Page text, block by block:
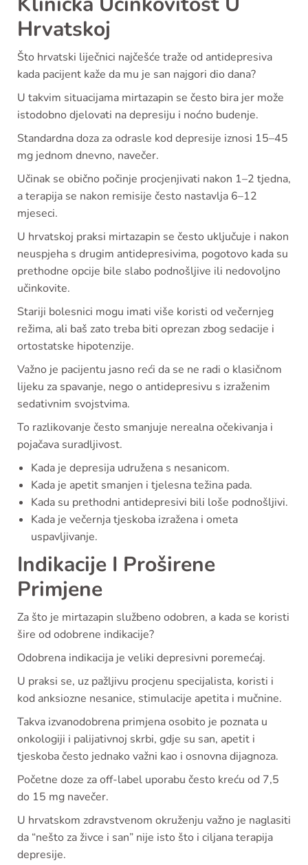
Hrvatskoj
Što hrvatski liječnici najčešće traže od antidepresiva
kada pacijent kaže da mu je san najgori dio dana?
U takvim situacijama mirtazapin se često bira jer može
istodobno djelovati na depresiju i noćno budenje.
Standardna doza za odrasle kod depresije iznosi 15–45
mg jednom dnevno, navečer.
Učinak se obično počinje procjenjivati nakon 1–2 tjedna,
a terapija se nakon remisije često nastavlja 6–12
mjeseci.
U hrvatskoj praksi mirtazapin se često uključuje i nakon
neuspjeha s drugim antidepresivima, pogotovo kada su
prethodne opcije bile slabo podnošljive ili nedovoljno
učinkovite.
Stariji bolesnici mogu imati više koristi od večernjeg
režima, ali baš zato treba biti oprezan zbog sedacije i
ortostatske hipotenzije.
Važno je pacijentu jasno reći da se ne radi o klasičnom
lijeku za spavanje, nego o antidepresivu s izraženim
sedativnim svojstvima.
To razlikovanje često smanjuje nerealna očekivanja i
pojačava suradljivost.
Kada je depresija udružena s nesanicom.
Kada je apetit smanjen i tjelesna težina pada.
Kada su prethodni antidepresivi bili loše podnošljivi.
Kada je večernja tjeskoba izražena i ometa
uspavljivanje.
Indikacije I Proširene
Primjene
Za što je mirtazapin službeno odobren, a kada se koristi
šire od odobrene indikacije?
Odobrena indikacija je veliki depresivni poremećaj.
U praksi se, uz pažljivu procjenu specijalista, koristi i
kod anksiozne nesanice, stimulacije apetita i mučnine.
Takva izvanodobrena primjena osobito je poznata u
onkologiji i palijativnoj skrbi, gdje su san, apetit i
tjeskoba često jednako važni kao i osnovna dijagnoza.
Početne doze za off-label uporabu često kreću od 7,5
do 15 mg navečer.
U hrvatskom zdravstvenom okruženju važno je naglasiti
da “nešto za živce i san” nije isto što i ciljana terapija
depresije.